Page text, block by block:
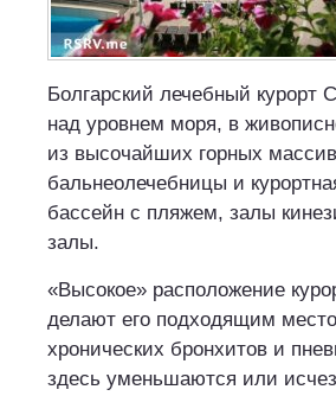
Болгарский лечебный курорт
над уровнем моря, в
из высочайших горных
бальнеолечебницы и
бассейн с пляжем, залы
залы.
«Высокое» расположение
делают его подходящим
хронических бронхитов и
здесь уменьшаются или